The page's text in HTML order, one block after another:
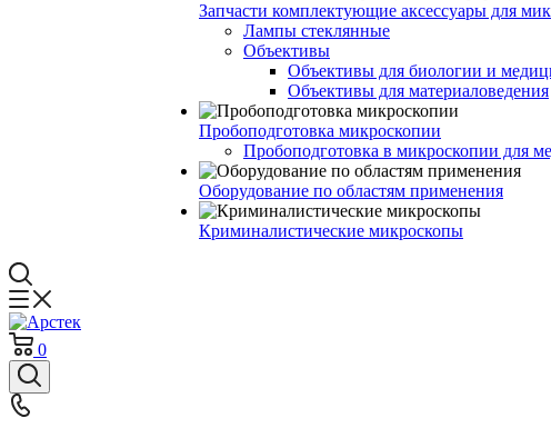
Запчасти комплектующие аксессуары для
Лампы стеклянные
Объективы
Объективы для биологии и
Объективы для материаловедения
Пробоподготовка микроскопии
Пробоподготовка в микроскопии для
Оборудование по областям применения
Криминалистические микроскопы
0